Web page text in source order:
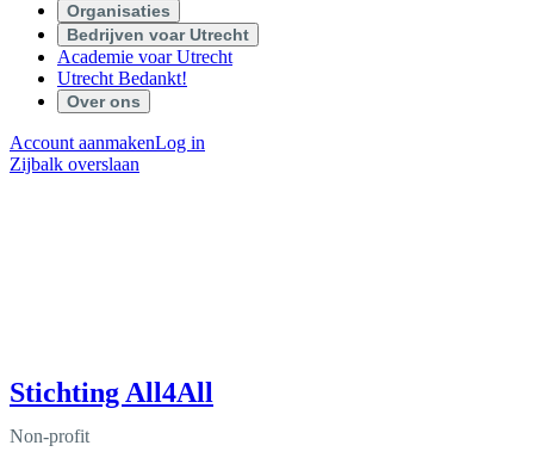
Organisaties
Bedrijven voar Utrecht
Academie voar Utrecht
Utrecht Bedankt!
Over ons
Account aanmakenLog in
Zijbalk overslaan
Stichting All4All
Non-profit